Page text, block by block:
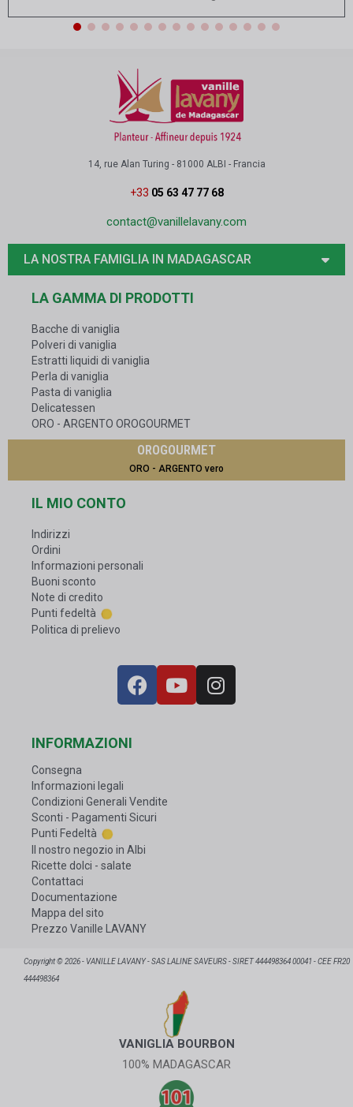
14, rue Alan Turing - 81000 ALBI - Francia
+33 05 63 47 77 68
contact@vanillelavany.com
LA NOSTRA FAMIGLIA IN MADAGASCAR
LA GAMMA DI PRODOTTI
Bacche di vaniglia
Polveri di vaniglia
Estratti liquidi di vaniglia
Perla di vaniglia
Pasta di vaniglia
Delicatessen
ORO - ARGENTO OROGOURMET
OROGOURMET
ORO - ARGENTO vero
IL MIO CONTO
Indirizzi
Ordini
Informazioni personali
Buoni sconto
Note di credito
Punti fedeltà
Politica di prelievo
INFORMAZIONI
Consegna
Informazioni legali
Condizioni Generali Vendite
Sconti - Pagamenti Sicuri
Punti Fedeltà
Il nostro negozio in Albi
Ricette dolci - salate
Contattaci
Documentazione
Mappa del sito
Prezzo Vanille LAVANY
Copyright © 2026 - VANILLE LAVANY - SAS LALINE SAVEURS - SIRET 444498364 00041 - CEE FR20
444498364
VANIGLIA BOURBON
100% MADAGASCAR